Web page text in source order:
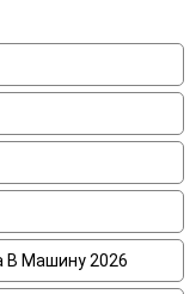
В Машину 2026